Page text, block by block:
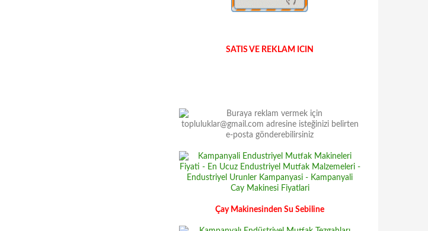
SATIS VE REKLAM ICIN
Çay Makinesinden Su Sebiline